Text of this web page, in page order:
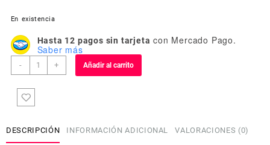
En existencia
Hasta 12 pagos sin tarjeta con Mercado Pago.
Saber más
-
Bandana
Hombre
Caballero
cantidad
+ Añadir al carrito
DESCRIPCIÓN INFORMACIÓN ADICIONAL VALORACIONES (0)